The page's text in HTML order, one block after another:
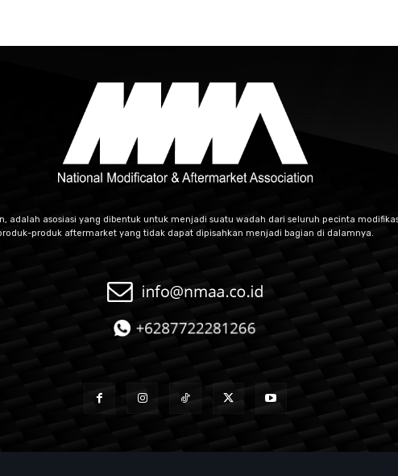
adalah asosiasi yang dibentuk untuk menjadi suatu wadah dari seluruh pecinta
produk aftermarket yang tidak dapat dipisahkan menjadi bagian di dalamnya.